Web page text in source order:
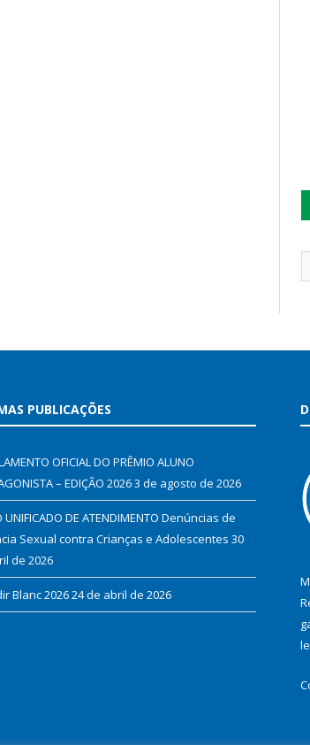
PUBLICAÇÕES
OFICIAL DO PRÊMIO ALUNO
– EDIÇÃO 20263 de agosto de 2026
UNIFICADO DE ATENDIMENTO Denúncias de
Sexual contra Crianças e Adolescentes 30
de 2026
Blanc 202624 de abril de 2026